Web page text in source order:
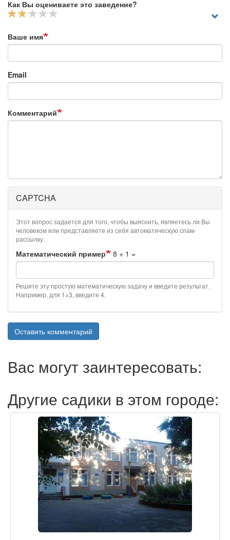
Как Вы оцениваете это заведение?
Ваше имя
Email
Комментарий
CAPTCHA
Этот вопрос задается для того, чтобы выяснить, являетесь ли Вы
человеком или представляете из себя автоматическую спам-
рассылку.
Математический пример 8 + 1 =
Решите эту простую математическую задачу и введите результат.
Например, для 1+3, введите 4.
Оставить комментарий
Вас могут заинтересовать:
Другие садики в этом городе: